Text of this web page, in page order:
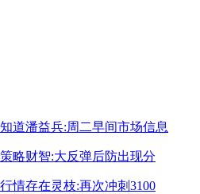
道潘益兵:周二早间市场信息
略财智:大反弹后防出现分
情存在灵枝:再次冲刺3100